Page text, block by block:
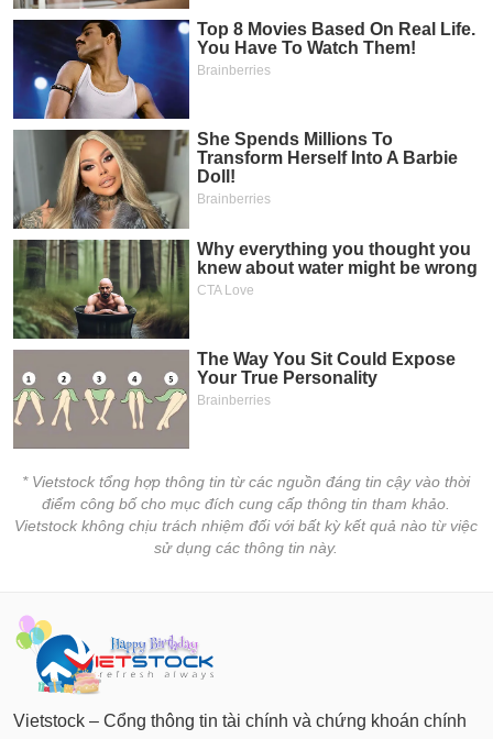
* Vietstock tổng hợp thông tin từ các nguồn đáng tin cậy vào thời
điểm công bố cho mục đích cung cấp thông tin tham khảo.
Vietstock không chịu trách nhiệm đối với bất kỳ kết quả nào từ việc
sử dụng các thông tin này.
Vietstock – Cổng thông tin tài chính và chứng khoán chính